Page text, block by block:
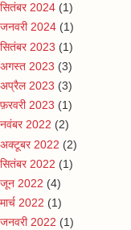
सितंबर 2024 (1)
जनवरी 2024 (1)
सितंबर 2023 (1)
अगस्त 2023 (3)
अप्रैल 2023 (3)
फ़रवरी 2023 (1)
नवंबर 2022 (2)
अक्टूबर 2022 (2)
सितंबर 2022 (1)
जून 2022 (4)
मार्च 2022 (1)
जनवरी 2022 (1)